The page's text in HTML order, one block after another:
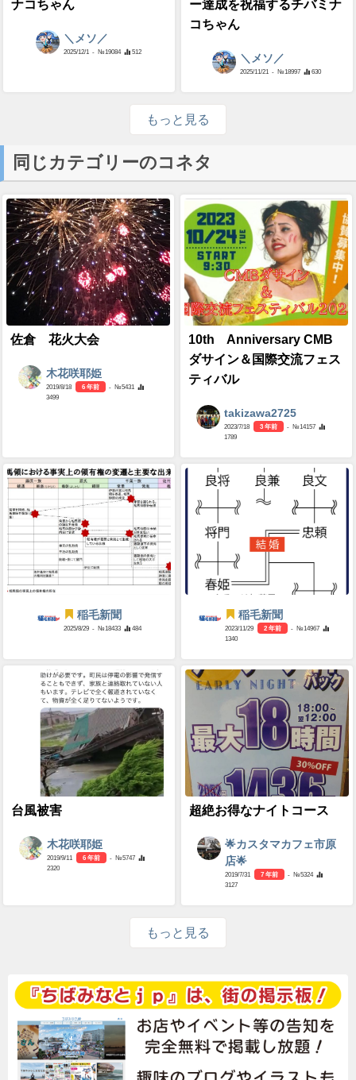
ナコちゃん
＼メソ／
2025/12/1 - №19084 512
ー達成を祝福するチバミナ
コちゃん
＼メソ／
2025/11/21 - №18997 630
もっと見る
同じカテゴリーのコネタ
佐倉 花火大会
木花咲耶姫
2019/8/18 6 年前
- №5431
3499
10th Anniversary CMB
ダサイン＆国際交流フェス
ティバル
takizawa2725
2023/7/18 3 年前
- №14157
1789
稲毛新聞
2025/8/29 - №18433 484
稲毛新聞
2023/11/29 2 年前
- №14967
1340
台風被害
木花咲耶姫
2019/9/11 6 年前
- №5747
2320
超絶お得なナイトコース
🌟カスタマカフェ市原
店🌟
2019/7/31 7 年前
- №5324
3127
もっと見る